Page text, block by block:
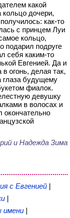
какой
кольцо дочери,
как-то
с принцем Луи
кольцо,
подарил подруге
себя каким-то
Евгенией. Да и
огонь, делая так,
глаза будущему
фиалок.
девушку
в волосах и
и Надежда Зима
с Евгенией |
|
имени |